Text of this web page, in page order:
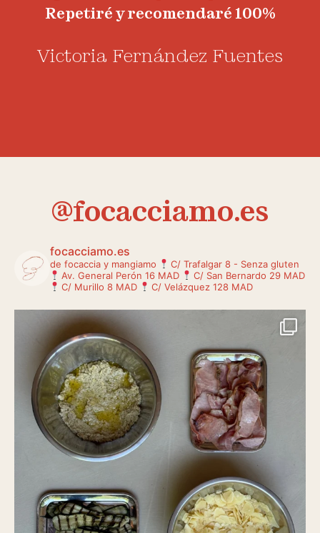
Repetiré y recomendaré 100%
Victoria Fernández Fuentes
@focacciamo.es
focacciamo.es
de focaccia y mangiamo
C/ Trafalgar 8 - Senza gluten
Av. General Perón 16 MAD
C/ San Bernardo 29 MAD
C/ Murillo 8 MAD
C/ Velázquez 128 MAD